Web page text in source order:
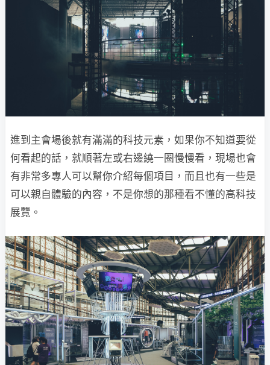
進到主會場後就有滿滿的科技元素，如果你不知道要從
何看起的話，就順著左或右邊繞一圈慢慢看，現場也會
有非常多專人可以幫你介紹每個項目，而且也有一些是
可以親自體驗的內容，不是你想的那種看不懂的高科技
展覽。